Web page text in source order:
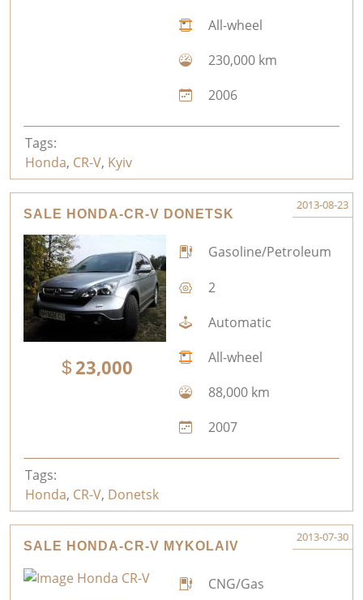
All-wheel
230,000 km
2006
Tags:
Honda, CR-V, Kyiv
SALE HONDA-CR-V DONETSK
2013-08-23
23,000
Gasoline/Petroleum
2
Automatic
All-wheel
88,000 km
2007
Tags:
Honda, CR-V, Donetsk
SALE HONDA-CR-V MYKOLAIV
2013-07-30
CNG/Gas